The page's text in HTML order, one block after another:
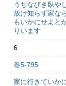
うちなびき臥や
放け知らず家な
もいかにせよと
りいます
6
巻5-795
家に行きていか